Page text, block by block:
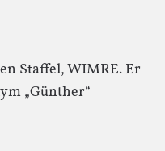
Staffel, WIMRE. Er
„Günther“